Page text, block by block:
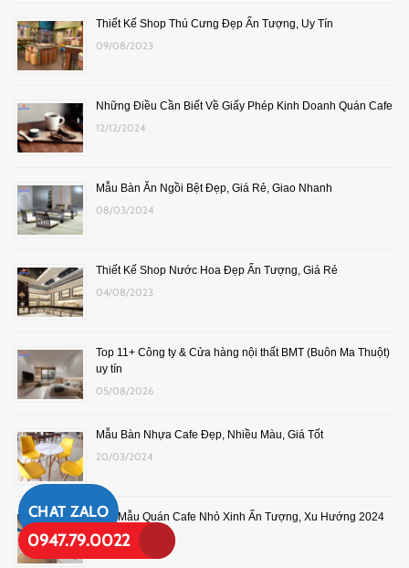
CHAT ZALO
0947.79.0022
Thiết Kế Shop Thú Cưng Đẹp Ấn Tượng, Uy Tín
09/08/2023
Những Điều Cần Biết Về Giấy Phép Kinh Doanh Quán Cafe
12/12/2024
Mẫu Bàn Ăn Ngồi Bệt Đẹp, Giá Rẻ, Giao Nhanh
08/03/2024
Thiết Kế Shop Nước Hoa Đẹp Ấn Tượng, Giá Rẻ
04/08/2023
Top 11+ Công ty & Cửa hàng nội thất BMT (Buôn Ma Thuột)
uy tín
05/08/2026
Mẫu Bàn Nhựa Cafe Đẹp, Nhiều Màu, Giá Tốt
20/03/2024
10+ Mẫu Quán Cafe Nhỏ Xinh Ấn Tượng, Xu Hướng 2024
10/12/2024